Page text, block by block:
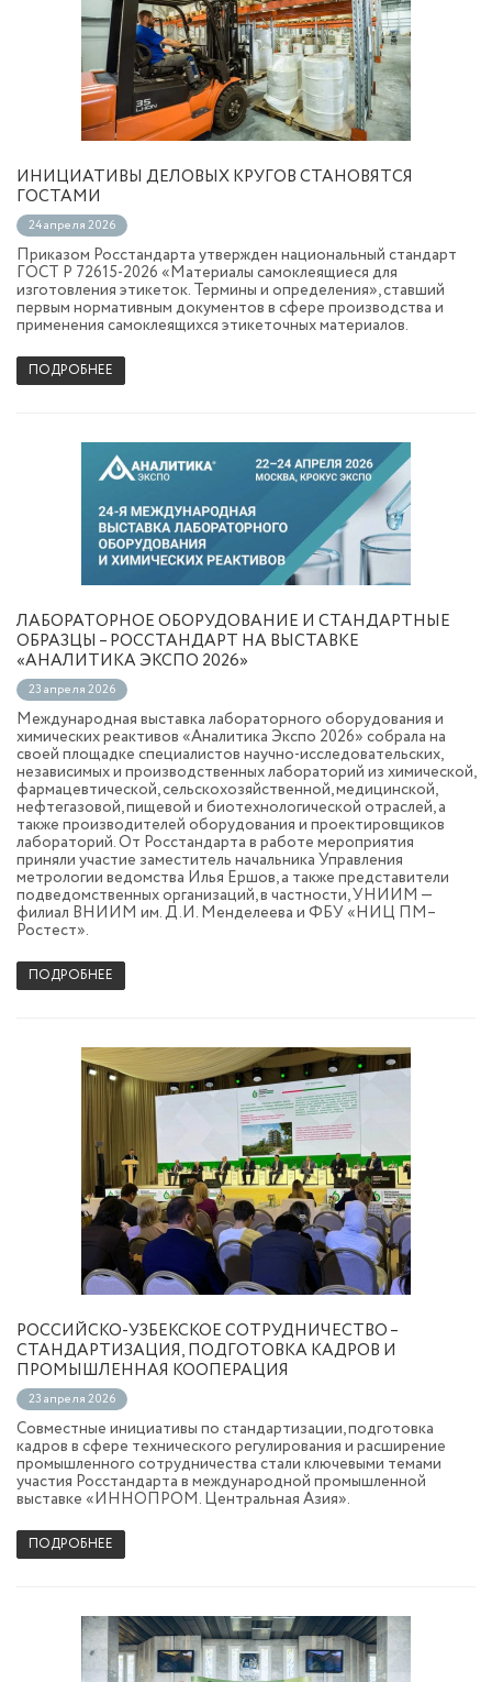
ИНИЦИАТИВЫ ДЕЛОВЫХ КРУГОВ СТАНОВЯТСЯ
ГОСТАМИ
24 апреля 2026
Приказом Росстандарта утвержден национальный стандарт
ГОСТ Р 72615-2026 «Материалы самоклеящиеся для
изготовления этикеток. Термины и определения», ставший
первым нормативным документов в сфере производства и
применения самоклеящихся этикеточных материалов.
ПОДРОБНЕЕ
ЛАБОРАТОРНОЕ ОБОРУДОВАНИЕ И СТАНДАРТНЫЕ
ОБРАЗЦЫ – РОССТАНДАРТ НА ВЫСТАВКЕ
«АНАЛИТИКА ЭКСПО 2026»
23 апреля 2026
Международная выставка лабораторного оборудования и
химических реактивов «Аналитика Экспо 2026» собрала на
своей площадке специалистов научно‑исследовательских,
независимых и производственных лабораторий из химической,
фармацевтической, сельскохозяйственной, медицинской,
нефтегазовой, пищевой и биотехнологической отраслей, а
также производителей оборудования и проектировщиков
лабораторий. От Росстандарта в работе мероприятия
приняли участие заместитель начальника Управления
метрологии ведомства Илья Ершов, а также представители
подведомственных организаций, в частности, УНИИМ —
филиал ВНИИМ им. Д.И. Менделеева и ФБУ «НИЦ ПМ–
Ростест».
ПОДРОБНЕЕ
РОССИЙСКО-УЗБЕКСКОЕ СОТРУДНИЧЕСТВО –
СТАНДАРТИЗАЦИЯ, ПОДГОТОВКА КАДРОВ И
ПРОМЫШЛЕННАЯ КООПЕРАЦИЯ
23 апреля 2026
Совместные инициативы по стандартизации, подготовка
кадров в сфере технического регулирования и расширение
промышленного сотрудничества стали ключевыми темами
участия Росстандарта в международной промышленной
выставке «ИННОПРОМ. Центральная Азия».
ПОДРОБНЕЕ